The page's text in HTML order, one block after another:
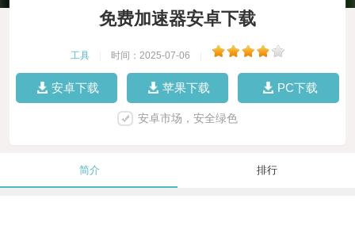
免费加速器安卓下载
工具 时间：2025-07-06
安卓下载 苹果下载 PC下载
安卓市场，安全绿色
简介 排行